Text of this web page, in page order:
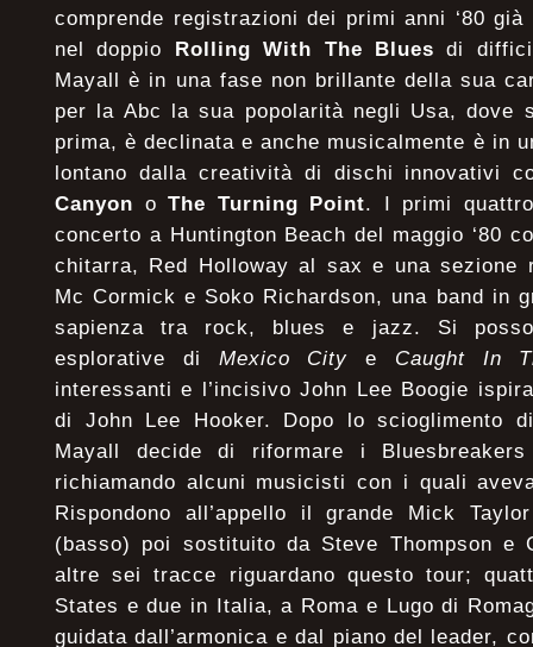
comprende registrazioni dei primi anni ‘80
nel doppio Rolling With The Blues di
Mayall è in una fase non brillante della sua
per la Abc la sua popolarità negli Usa, dove
prima, è declinata e anche musicalmente è in
lontano dalla creatività di dischi innovativi
Canyon o The Turning Point. I primi
concerto a Huntington Beach del maggio ‘80
chitarra, Red Holloway al sax e una sezione
Mc Cormick e Soko Richardson, una band in
sapienza tra rock, blues e jazz. Si
esplorative di Mexico City e Caught In
interessanti e l’incisivo John Lee Boogie
di John Lee Hooker. Dopo lo scioglimento
Mayall decide di riformare i
richiamando alcuni musicisti con i quali
Rispondono all’appello il grande Mick
(basso) poi sostituito da Steve Thompson e
altre sei tracce riguardano questo tour;
States e due in Italia, a Roma e Lugo di
guidata dall’armonica e dal piano del leader,